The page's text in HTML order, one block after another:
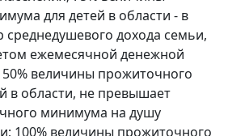
для детей в области - в
среднедушевого дохода семьи,
ежемесячной денежной
величины прожиточного
в области, не превышает
минимума на душу
100% величины прожиточного